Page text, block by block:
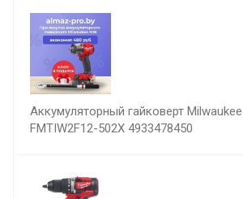
Аккумуляторный гайковерт
FMTIW2F12-502X 4933478450